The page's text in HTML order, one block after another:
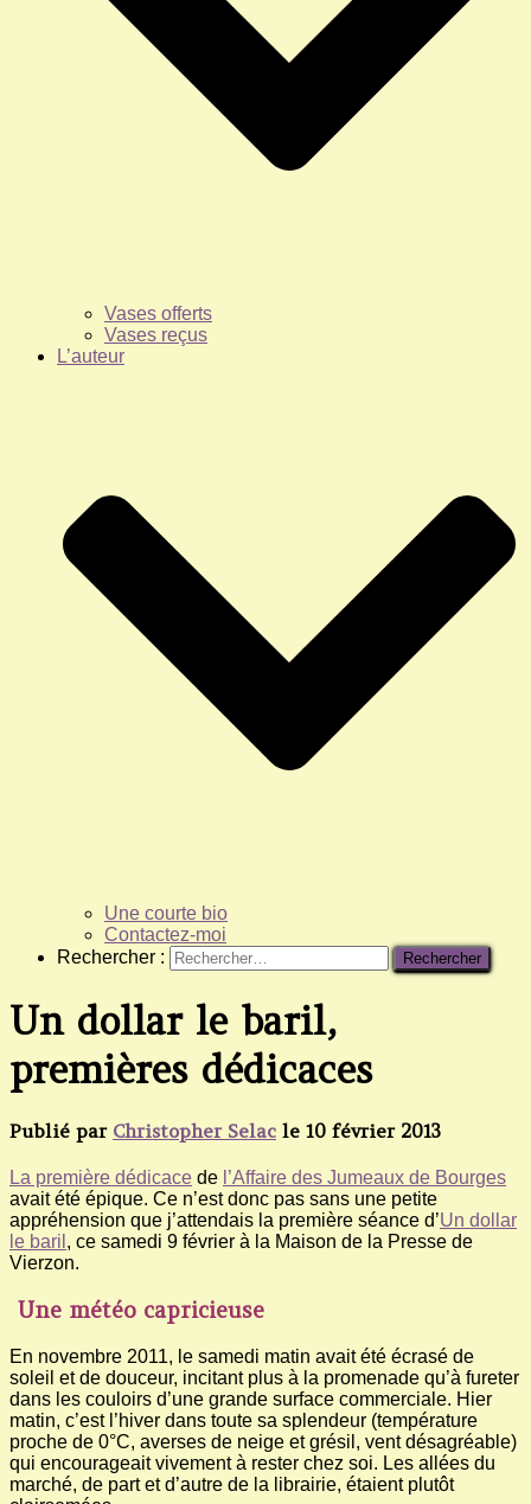
Vases offerts
Vases reçus
L’auteur
Une courte bio
Contactez-moi
Rechercher :
Un dollar le baril,
premières dédicaces
Publié par Christopher Selac le 10 février 2013
La première dédicace de l’Affaire des Jumeaux de Bourges
avait été épique. Ce n’est donc pas sans une petite
appréhension que j’attendais la première séance d’Un dollar
le baril , ce samedi 9 février à la Maison de la Presse de
Vierzon.
Une météo capricieuse
En novembre 2011, le samedi matin avait été écrasé de
soleil et de douceur, incitant plus à la promenade qu’à fureter
dans les couloirs d’une grande surface commerciale. Hier
matin, c’est l’hiver dans toute sa splendeur (température
proche de 0°C, averses de neige et grésil, vent désagréable)
qui encourageait vivement à rester chez soi. Les allées du
marché, de part et d’autre de la librairie, étaient plutôt